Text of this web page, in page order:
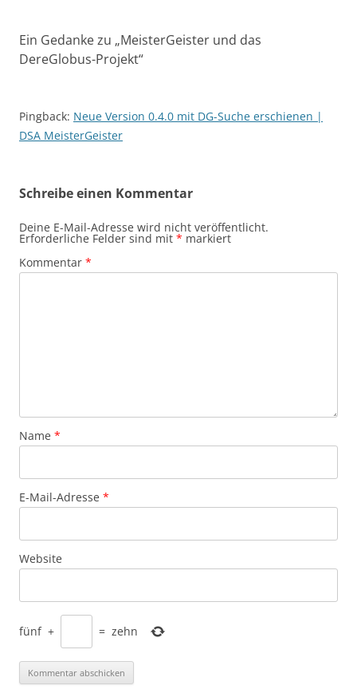
Ein Gedanke zu „MeisterGeister und das
DereGlobus-Projekt“
Pingback: Neue Version 0.4.0 mit DG-Suche erschienen |
DSA MeisterGeister
Schreibe einen Kommentar
Deine E-Mail-Adresse wird nicht veröffentlicht.
Erforderliche Felder sind mit * markiert
Kommentar *
Name *
E-Mail-Adresse *
Website
fünf + = zehn